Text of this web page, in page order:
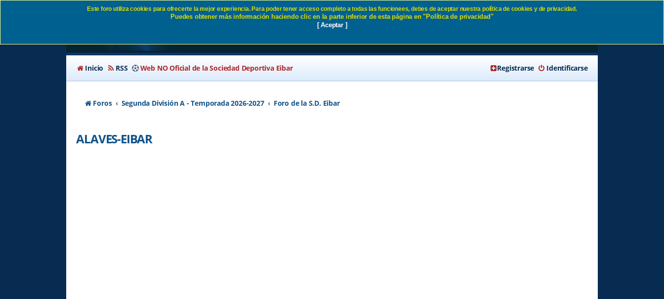
ALAVES-EIBAR SD Eibar
Inicio RSS Web NO Oficial de la Sociedad Deportiva Eibar Identificarse
Registrarse
Foros Segunda División A - Temporada 2026-2027 Foro de la S.D. Eibar
ALAVES-EIBAR
Este foro utiliza cookies para ofrecerte la mejor experiencia. Para poder tener acceso completo a todas las funcionees, debes de aceptar nuestra política de cookies y de privacidad.
Puedes obtener más información haciendo clic en la parte inferior de esta página en "Política de privacidad"
[ Aceptar ]